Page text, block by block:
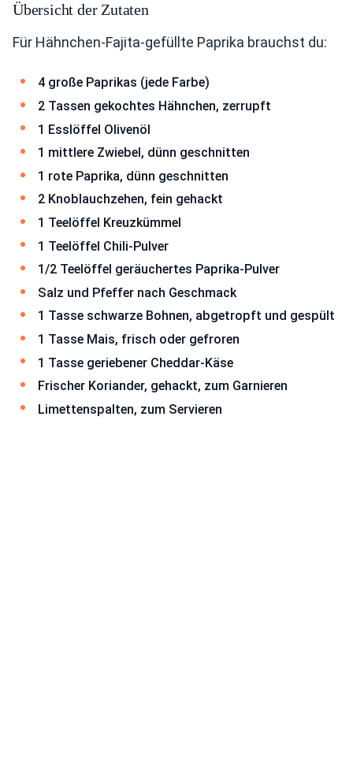
Übersicht der Zutaten
Für Hähnchen-Fajita-gefüllte Paprika brauchst du:
4 große Paprikas (jede Farbe)
2 Tassen gekochtes Hähnchen, zerrupft
1 Esslöffel Olivenöl
1 mittlere Zwiebel, dünn geschnitten
1 rote Paprika, dünn geschnitten
2 Knoblauchzehen, fein gehackt
1 Teelöffel Kreuzkümmel
1 Teelöffel Chili-Pulver
1/2 Teelöffel geräuchertes Paprika-Pulver
Salz und Pfeffer nach Geschmack
1 Tasse schwarze Bohnen, abgetropft und gespült
1 Tasse Mais, frisch oder gefroren
1 Tasse geriebener Cheddar-Käse
Frischer Koriander, gehackt, zum Garnieren
Limettenspalten, zum Servieren